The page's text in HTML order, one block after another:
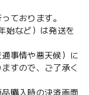
ております。
始など）は発送を
事情や悪天候）に
すので、ご了承く
購入時の決済画面